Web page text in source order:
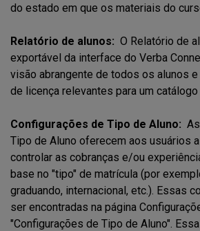
do estado em que os materiais do
Relatório de alunos: O Relatório de
exportável da interface do Verba
visão abrangente de todos os alunos
de licença relevantes para um
Configurações de Tipo de Aluno:
Tipo de Aluno oferecem aos usuários
controlar as cobranças e/ou
base no "tipo" de matrícula (por
graduando, internacional, etc.). Essas
ser encontradas na página
"Configurações de Tipo de Aluno".